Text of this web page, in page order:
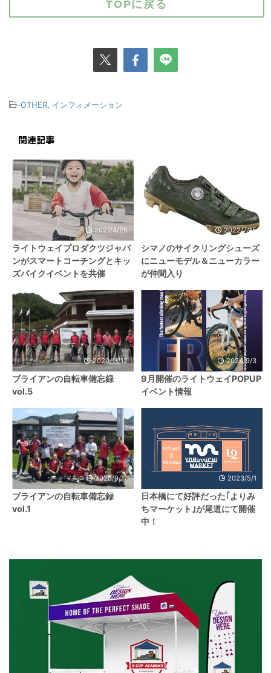
TOPに戻る
-OTHER, インフォメーション
関連記事
2021/4/25
ライトウェイプロダクツジャパ
ンがスマートコーチングとキッ
ズバイクイベントを共催
2022/7/15
シマノのサイクリングシューズ
にニューモデル＆ニューカラー
が仲間入り
2020/11/12
ブライアンの自転車備忘録
vol.5
2024/9/3
9月開催のライトウェイPOPUP
イベント情報
2020/9/17
ブライアンの自転車備忘録
vol.1
2023/5/1
日本橋にて好評だった｢よりみ
ちマーケット｣が尾道にて開催
中！